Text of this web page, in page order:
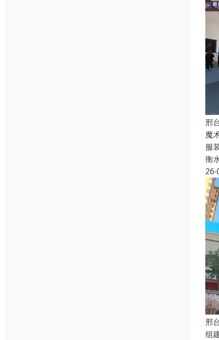
邢
魔
服
衡
26-
邢
组